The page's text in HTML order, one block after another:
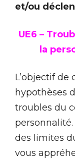
et/ou
UE6 –
la
L’objectif de
hypothèses
troubles du
des limites
vous